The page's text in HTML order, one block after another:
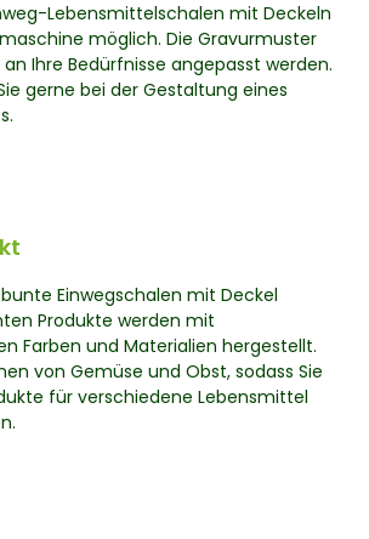
Lebensmittelschalen mit Deckeln
möglich. Die Gravurmuster
Ihre Bedürfnisse angepasst werden.
gerne bei der Gestaltung eines
Einwegschalen mit Deckel
Produkte werden mit
Farben und Materialien hergestellt.
von Gemüse und Obst, sodass Sie
für verschiedene Lebensmittel